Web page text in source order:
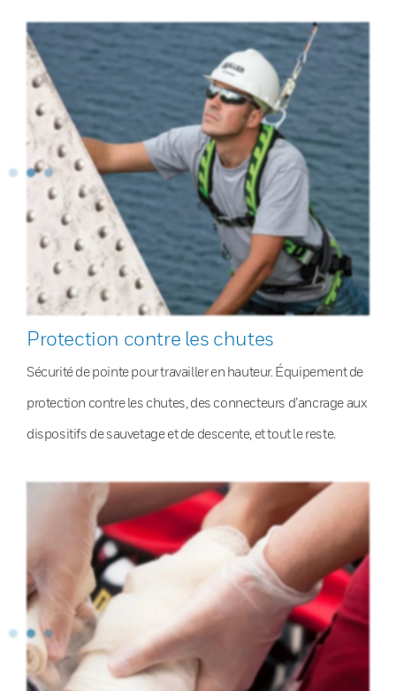
Protection contre les chutes
Sécurité de pointe pour travailler en hauteur. Équipement de
protection contre les chutes, des connecteurs d’ancrage aux
dispositifs de sauvetage et de descente, et tout le reste.